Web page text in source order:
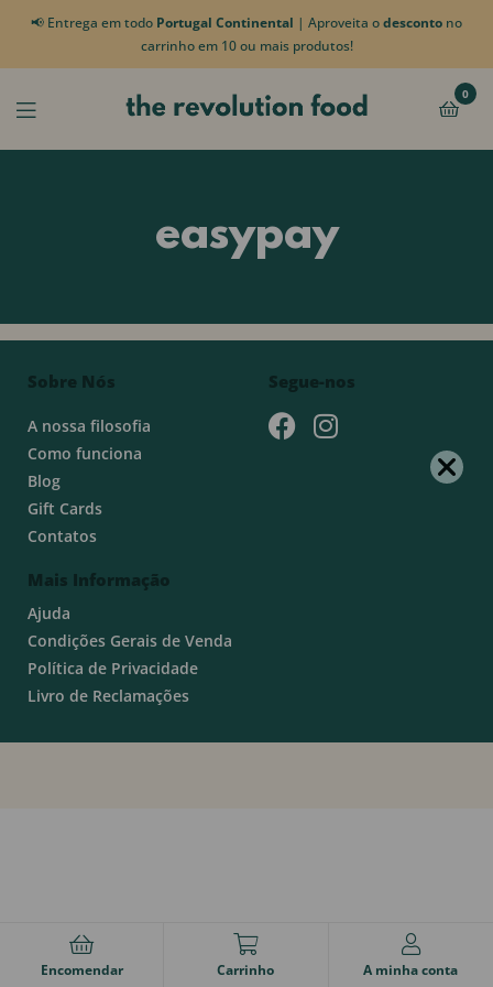
📢 Entrega em todo Portugal Continental | Aproveita odesconto no
carrinho em 10 ou mais produtos!
0
easypay
Sobre Nós
A nossa filosofia
Como funciona
Blog
Gift Cards
Contatos
Mais Informação
Ajuda
Condições Gerais de Venda
Política de Privacidade
Livro de Reclamações
Segue-nos
Encomendar Carrinho A minha conta